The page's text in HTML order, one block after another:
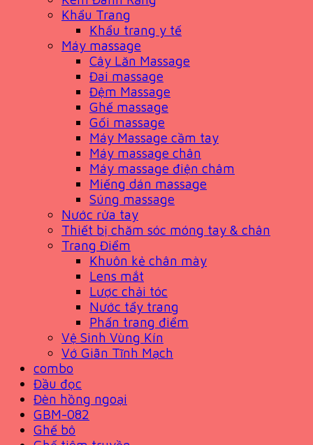
Khẩu Trang
Khẩu trang y tế
Máy massage
Cây Lăn Massage
Đai massage
Đệm Massage
Ghế massage
Gối massage
Máy Massage cầm tay
Máy massage chân
Máy massage điện châm
Miếng dán massage
Súng massage
Nước rửa tay
Thiết bị chăm sóc móng tay & chân
Trang Điểm
Khuôn kẻ chân mày
Lens mắt
Lược chải tóc
Nước tẩy trang
Phấn trang điểm
Vệ Sinh Vùng Kín
Vớ Giãn Tĩnh Mạch
combo
Đầu đọc
Đèn hồng ngoại
GBM-082
Ghế bô